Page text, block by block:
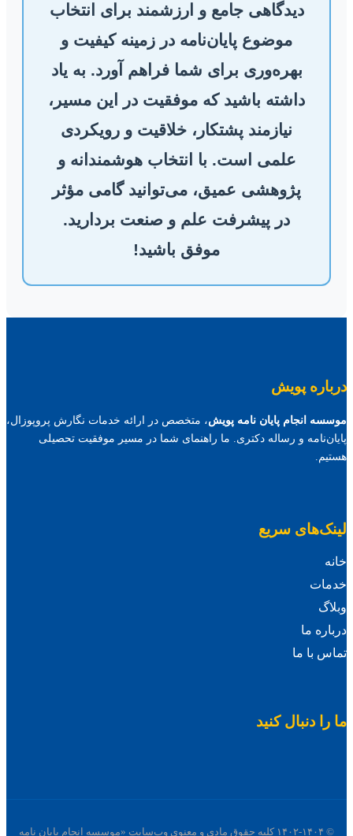
دیدگاهی جامع و ارزشمند برای انتخاب
موضوع پایان‌نامه در زمینه کیفیت و
بهره‌وری برای شما فراهم آورد. به یاد
داشته باشید که موفقیت در این مسیر،
نیازمند پشتکار، خلاقیت و رویکردی
علمی است. با انتخاب هوشمندانه و
پژوهشی عمیق، می‌توانید گامی مؤثر
در پیشرفت علم و صنعت بردارید.
موفق باشید!
درباره پویش
موسسه انجام پایان نامه پویش، متخصص در ارائه خدمات نگارش پروپوزال،
پایان‌نامه و رساله دکتری. ما راهنمای شما در مسیر موفقیت تحصیلی
هستیم.
لینک‌های سریع
خانه
خدمات
وبلاگ
درباره ما
تماس با ما
ما را دنبال کنید
© ۱۴۰۲-۱۴۰۴ کلیه حقوق مادی و معنوی وب‌سایت «موسسه انجام پایان نامه